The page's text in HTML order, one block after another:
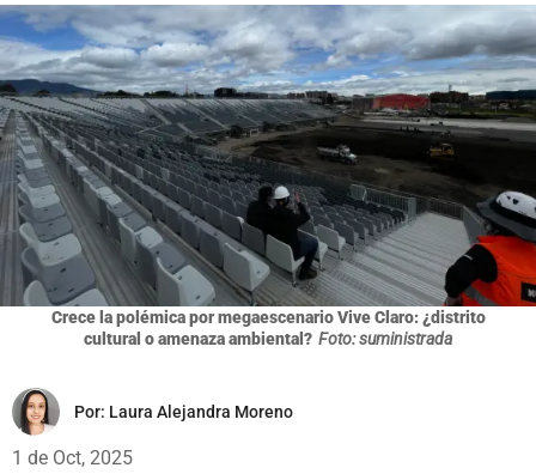
Crece la polémica por megaescenario Vive Claro: ¿distrito
cultural o amenaza ambiental? Foto: suministrada
Por: Laura Alejandra Moreno
1 de Oct, 2025